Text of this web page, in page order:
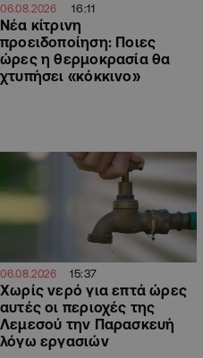
06.08.2026 16:11
Νέα κίτρινη
προειδοποίηση: Ποιες
ώρες η θερμοκρασία θα
χτυπήσει «κόκκινο»
06.08.2026 15:37
Χωρίς νερό για επτά ώρες
αυτές οι περιοχές της
Λεμεσού την Παρασκευή
λόγω εργασιών